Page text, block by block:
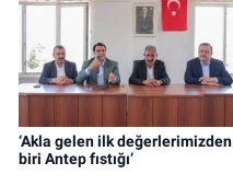
‘Akla gelen ilk değerlerimizden
biri Antep fıstığı’